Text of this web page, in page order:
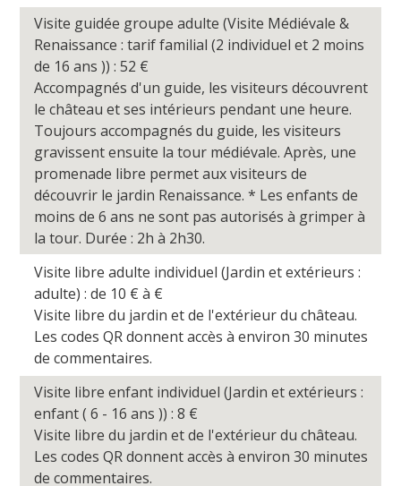
Visite guidée groupe adulte (Visite Médiévale &
Renaissance : tarif familial (2 individuel et 2 moins
de 16 ans )) : 52 €
Accompagnés d'un guide, les visiteurs découvrent
le château et ses intérieurs pendant une heure.
Toujours accompagnés du guide, les visiteurs
gravissent ensuite la tour médiévale. Après, une
promenade libre permet aux visiteurs de
découvrir le jardin Renaissance. * Les enfants de
moins de 6 ans ne sont pas autorisés à grimper à
la tour. Durée : 2h à 2h30.
Visite libre adulte individuel (Jardin et extérieurs :
adulte) : de 10 € à €
Visite libre du jardin et de l'extérieur du château.
Les codes QR donnent accès à environ 30 minutes
de commentaires.
Visite libre enfant individuel (Jardin et extérieurs :
enfant ( 6 - 16 ans )) : 8 €
Visite libre du jardin et de l'extérieur du château.
Les codes QR donnent accès à environ 30 minutes
de commentaires.